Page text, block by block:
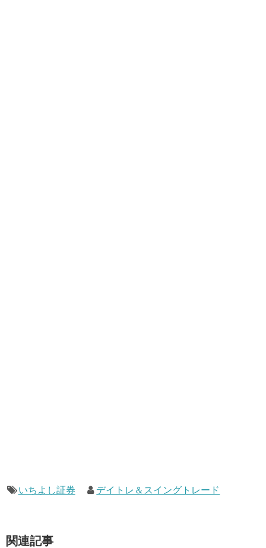
いちよし証券 デイトレ＆スイングトレード
関連記事